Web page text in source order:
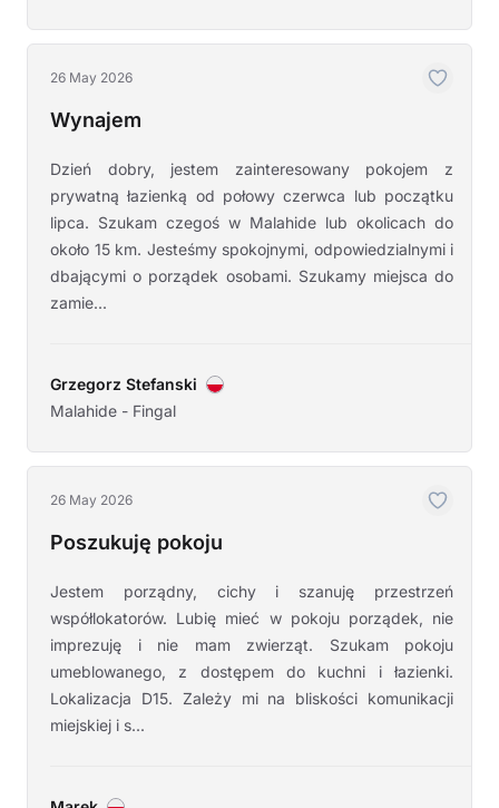
26 May 2026
Wynajem
Dzień dobry, jestem zainteresowany pokojem z
prywatną łazienką od połowy czerwca lub początku
lipca. Szukam czegoś w Malahide lub okolicach do
około 15 km. Jesteśmy spokojnymi, odpowiedzialnymi i
dbającymi o porządek osobami. Szukamy miejsca do
zamie...
Grzegorz Stefanski
Malahide - Fingal
26 May 2026
Poszukuję pokoju
Jestem porządny, cichy i szanuję przestrzeń
współlokatorów. Lubię mieć w pokoju porządek, nie
imprezuję i nie mam zwierząt. Szukam pokoju
umeblowanego, z dostępem do kuchni i łazienki.
Lokalizacja D15. Zależy mi na bliskości komunikacji
miejskiej i s...